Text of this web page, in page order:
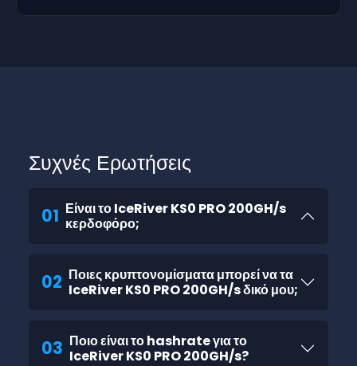
Συχνές Ερωτήσεις
01 Είναι το IceRiver KS0 PRO 200GH/s
κερδοφόρο;
02 Ποιες κρυπτονομίσματα μπορεί να τα
IceRiver KS0 PRO 200GH/s δικό μου;
03 Ποιο είναι το hashrate για το
IceRiver KS0 PRO 200GH/s?